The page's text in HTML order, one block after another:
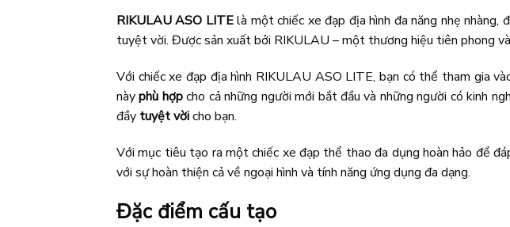
RIKULAU ASO LITElà một chiếc xe đạp địa hình đa năng nhẹ nhàng,
tuyệt vời. Được sản xuất bởi RIKULAU – một thương hiệu tiên phong
Với chiếc xe đạp địa hình RIKULAU ASO LITE, bạn có thể tham gia
nàyphù hợpcho cả những người mới bắt đầu và những người có kinh
đầy tuyệt vờicho bạn.
Với mục tiêu tạo ra một chiếc xe đạp thể thao đa dụng hoàn hảo để
với sự hoàn thiện cả về ngoại hình và tính năng ứng dụng đa dạng.
Đặc điểm cấu tạo